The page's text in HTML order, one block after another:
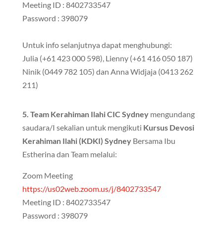
Meeting ID : 8402733547
Password : 398079
Untuk info selanjutnya dapat menghubungi:
Julia (+61 423 000 598), Lienny (+61 416 050 187)
Ninik (0449 782 105) dan Anna Widjaja (0413 262
211)
5. Team Kerahiman Ilahi CIC Sydneymengundang
saudara/I sekalian untuk mengikuti Kursus Devosi
Kerahiman Ilahi (KDKI) SydneyBersama Ibu
Estherina dan Team melalui:
Zoom Meeting
https://us02web.zoom.us/j/8402733547
Meeting ID : 8402733547
Password : 398079